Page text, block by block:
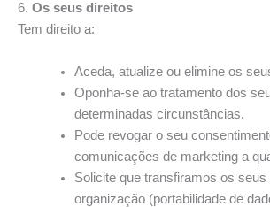
6. Os seus direitos
Tem direito a:
Aceda, atualize ou elimine os
Oponha-se ao tratamento dos
determinadas circunstâncias.
Pode revogar o seu
comunicações de marketing a
Solicite que transfiramos os
organização (portabilidade de